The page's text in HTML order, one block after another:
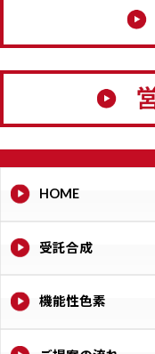
HOME
受託合成
機能性色素